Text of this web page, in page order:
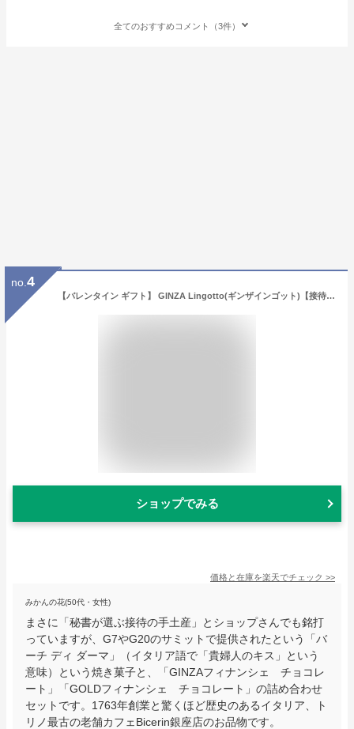
全てのおすすめコメント（3件）
no. 4
【バレンタイン ギフト】 GINZA Lingotto(ギンザインゴット)【接待の手土産セレクション2021特選】バーチディダーマとチョコレートフィナンシェそれぞれに金箔と銀箔をあしらったゴージャスな逸品 秘書が選ぶ接待の手土産
ショップでみる
価格と在庫を楽天でチェック >>
みかんの花(50代・女性)
まさに「秘書が選ぶ接待の手土産」とショップさんでも銘打
っていますが、G7やG20のサミットで提供されたという「バ
ーチ ディ ダーマ」（イタリア語で「貴婦人のキス」という
意味）という焼き菓子と、「GINZAフィナンシェ チョコレ
ート」「GOLDフィナンシェ チョコレート」の詰め合わせ
セットです。1763年創業と驚くほど歴史のあるイタリア、ト
リノ最古の老舗カフェBicerin銀座店のお品物です。